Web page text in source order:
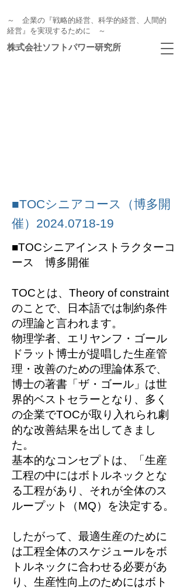
～ 企業の『戦略的経営、科学的経営、人間的
経営』を実現するために ～
株式会社ソフトパワー研究所
■TOCシニアコース（博多開
催）2024.0718-19
■TOCシニアインストラクターコ
ース 博多開催
TOCとは、Theory of constraint
のことで、日本語では制約条件
の理論と言われます。
物理学者、エリヤンフ・ゴール
ドラット博士が提唱した生産管
理・改善のための理論体系で、
博士の著書「ザ・ゴール」は世
界的ベストセラーとなり、多く
の企業でTOCが取り入れられ劇
的な改善結果を出してきまし
た。
基本的なコンセプトは、「生産
工程の中にはボトルネックとな
る工程があり、それが全体のス
ループット（MQ）を決定する。
したがって、最適生産のために
は工程全体のスケジュールをボ
トルネックに合わせる必要があ
り、生産性向上のためにはボト